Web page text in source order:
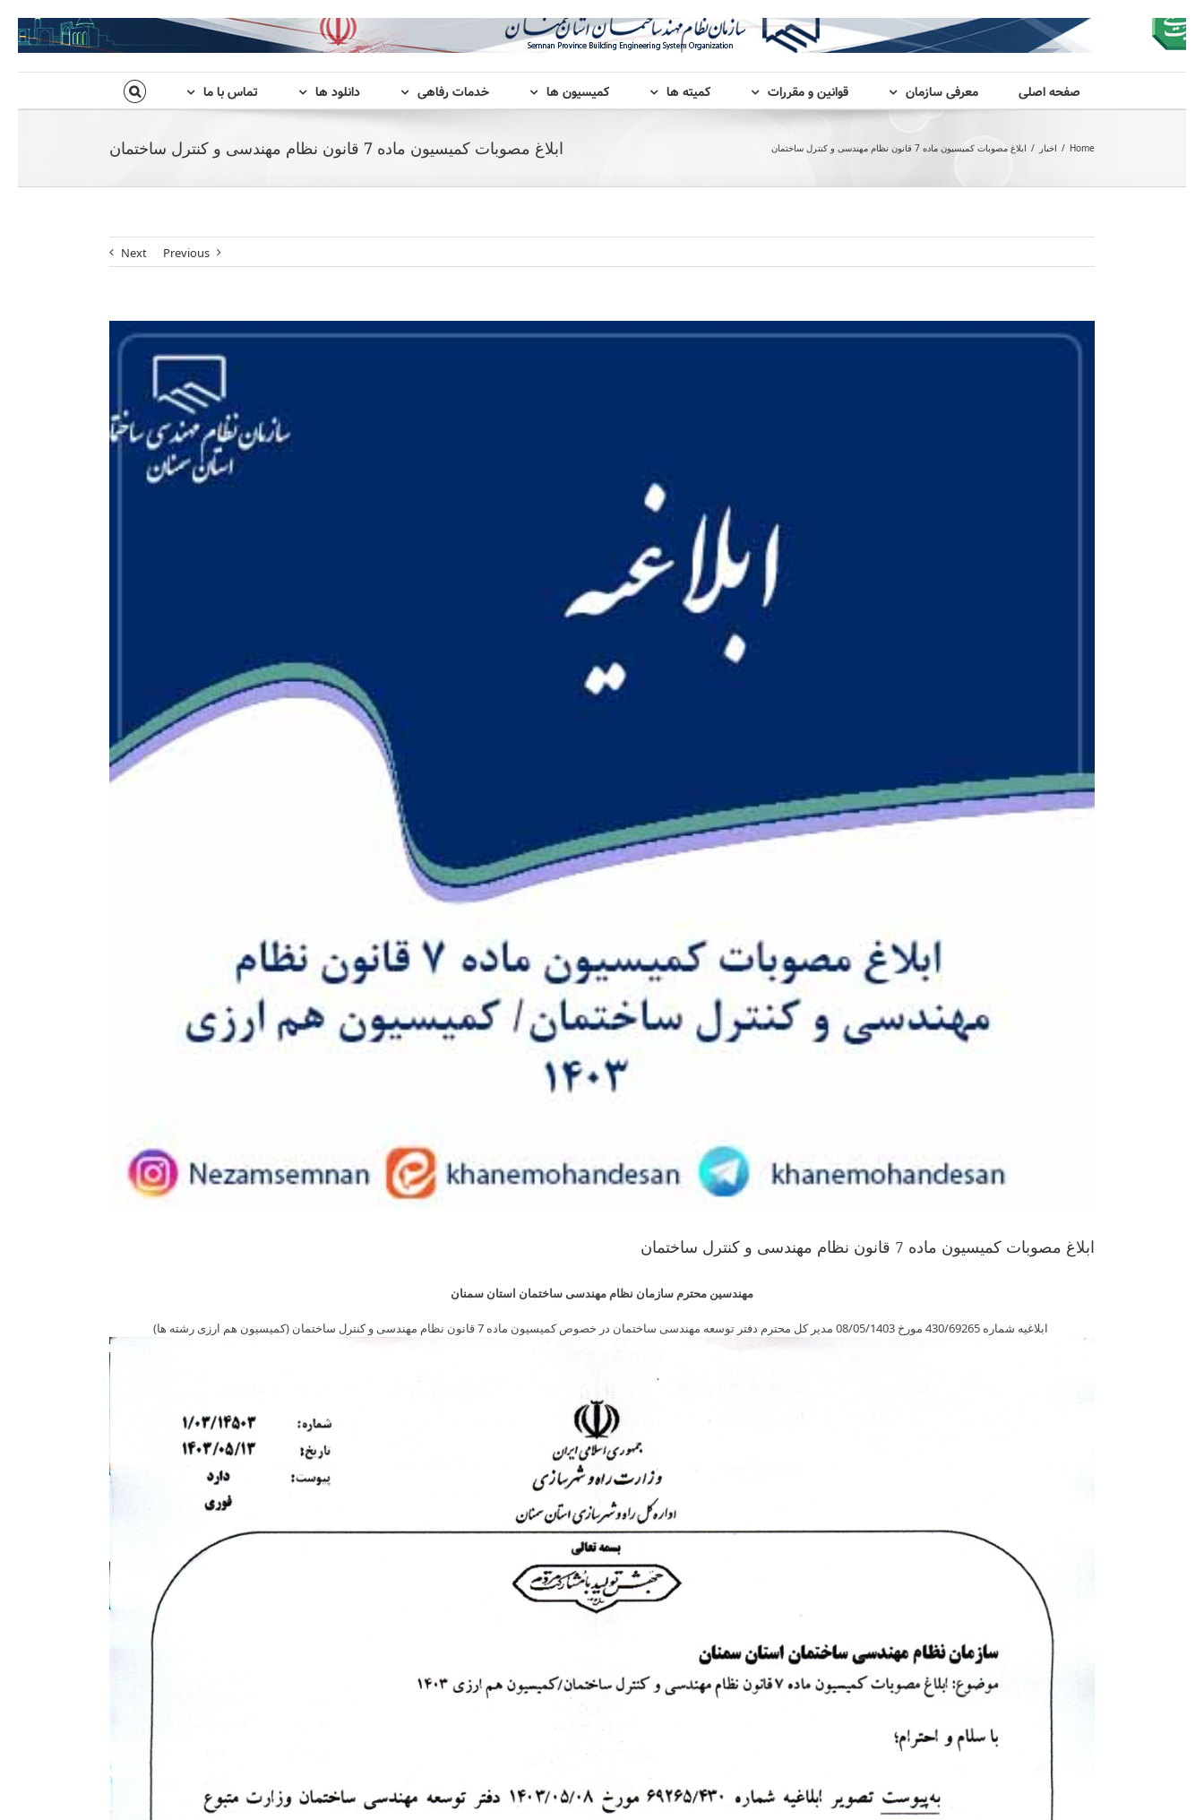
صفحه اصلی معرفی سازمان قوانین و مقررات کمیته ها کمیسیون ها خدمات رفاهی دانلود ها تماس با ما
ابلاغ مصوبات کمیسیون ماده 7 قانون نظام مهندسی و کنترل ساختمان Home
/ اخبار / ابلاغ مصوبات کمیسیون ماده 7 قانون نظام مهندسی و کنترل ساختمان
Previous
Next
Larger
ابلاغ مصوبات کمیسیون ماده 7 قانون نظام مهندسی و کنترل ساختمان
مهندسین محترم سازمان نظام مهندسی ساختمان استان سمنان
ابلاغیه شماره 430/69265 مورخ 08/05/1403 مدیر کل محترم دفتر توسعه مهندسی ساختمان در خصوص کمیسیون ماده 7 قانون نظام مهندسی و کنترل ساختمان (کمیسیون هم ارزی رشته ها)